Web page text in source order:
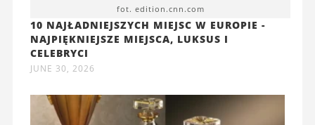
fot. edition.cnn.com
10 NAJŁADNIEJSZYCH MIEJSC W EUROPIE -
NAJPIĘKNIEJSZE MIEJSCA, LUKSUS I
CELEBRYCI
JUNE 30, 2026